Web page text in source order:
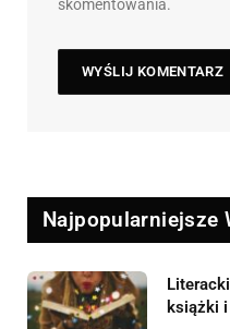
skomentowania.
Najpopularniejsze
książki